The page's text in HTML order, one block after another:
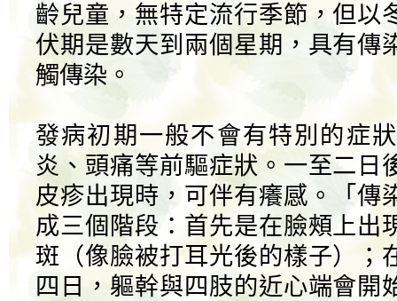
齡兒童，無特定流行季節，但以
伏期是數天到兩個星期，具有傳
觸傳染。
發病初期一般不會有特別的症
炎、頭痛等前驅症狀。一至二日
皮疹出現時，可伴有癢感。「傳
成三個階段：首先是在臉頰上出
斑（像臉被打耳光後的樣子）；
四日，軀幹與四肢的近心端會開